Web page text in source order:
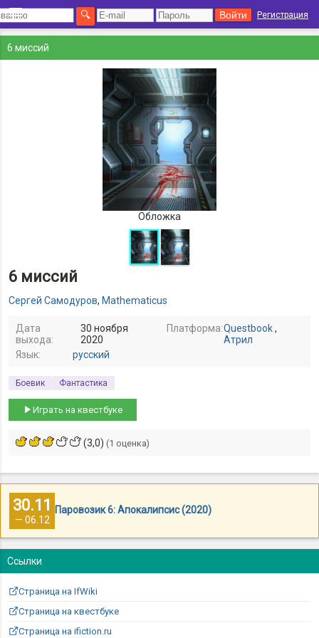
Регистрация
6 миссий
Обложка
6 миссий
Сергей Самодуров, Mathematicus
Дата
выхода:
30 ноября
2020
Платформа:Questbook,
Атрил
Язык:
русский
Боевик Фантастика
Играть на квестбуке
(3,0) (1 оценка)
30.11
— 06.12
Паровозик 6: Апокалипсис (2020)
Ссылки
Страница на IfWiki
Страница на квестбуке
Страница на ifiction.ru